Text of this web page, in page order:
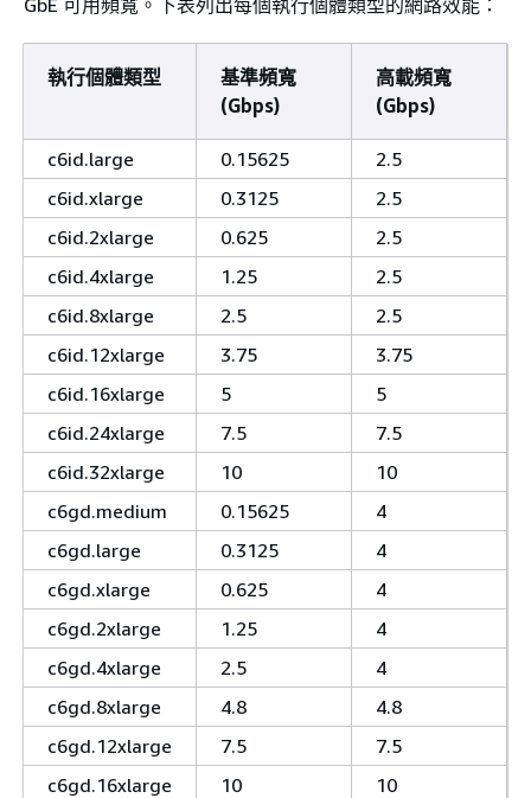
執行個體類型
基準頻寬
(Gbps)
高載頻寬
(Gbps)
c6id.large 0.15625
2.5
c6id.xlarge
0.3125
2.5
c6id.2xlarge
0.625
2.5
c6id.4xlarge
1.25
2.5
c6id.8xlarge
2.5
2.5
c6id.12xlarge
3.75
3.75
c6id.16xlarge
5
5
c6id.24xlarge
7.5
7.5
c6id.32xlarge
10
10
c6gd.medium
0.15625
4
c6gd.large
0.3125
4
c6gd.xlarge
0.625
4
c6gd.2xlarge
1.25
4
c6gd.4xlarge
2.5
4
c6gd.8xlarge
4.8
4.8
c6gd.12xlarge
7.5
7.5
c6gd.16xlarge
10 10